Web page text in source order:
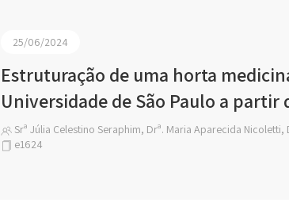
25/06/2024
Estruturação de uma horta
Universidade de São Paulo a partir
Srª Júlia Celestino Seraphim, Drª. Maria Aparecida Nicoletti,
e1624